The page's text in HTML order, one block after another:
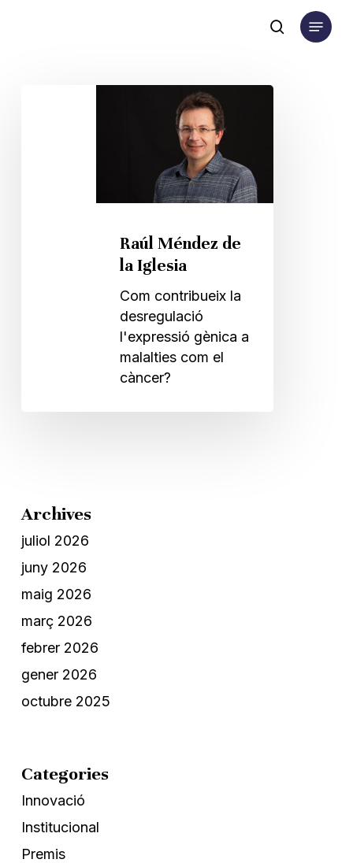
search
Menu
Raúl Méndez de
la Iglesia
Com contribueix la
desregulació
l'expressió gènica a
malalties com el
càncer?
Archives
juliol 2026
juny 2026
maig 2026
març 2026
febrer 2026
gener 2026
octubre 2025
Categories
Innovació
Institucional
Premis